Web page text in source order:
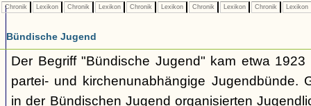
Chronik Lexikon Chronik Lexikon Chronik Lexikon Chronik Lexikon Chronik Lexikon
Bündische Jugend
Der Begriff "Bündische Jugend" kam etwa
partei- und kirchenunabhängige Jugendbünde.
in der Bündischen Jugend organisierten